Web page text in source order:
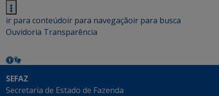
ir para conteúdoir para navegaçãoir para busca
Ouvidoria Transparência
SEFAZ
Secretaria de Estado de Fazenda